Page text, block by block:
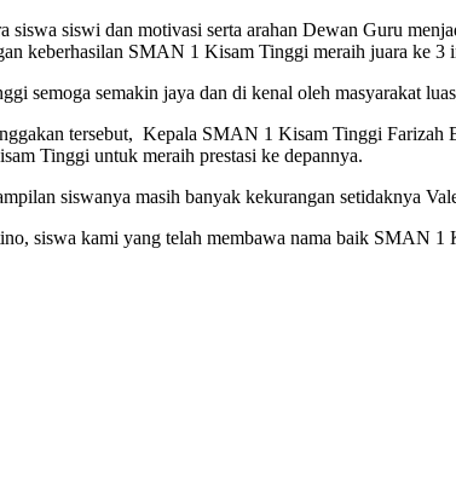
siswa siswi dan motivasi serta arahan Dewan Guru
keberhasilan SMAN 1 Kisam Tinggi meraih juara ke
semoga semakin jaya dan di kenal oleh masyarakat
tersebut, Kepala SMAN 1 Kisam Tinggi Farizah
Tinggi untuk meraih prestasi ke depannya.
siswanya masih banyak kekurangan setidaknya
siswa kami yang telah membawa nama baik SMAN